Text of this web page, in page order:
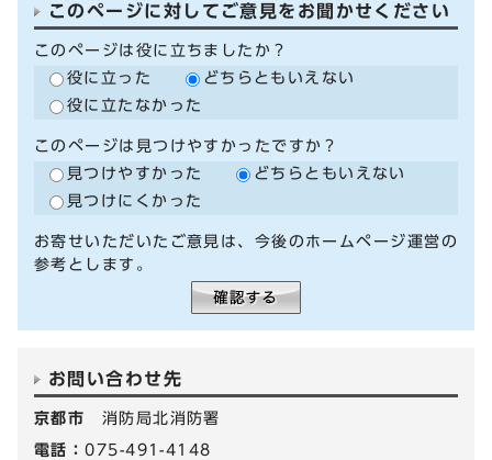
このページに対してご意見をお聞かせください
このページは役に立ちましたか？
役に立った
どちらともいえない
役に立たなかった
このページは見つけやすかったですか？
見つけやすかった
どちらともいえない
見つけにくかった
お寄せいただいたご意見は、今後のホームページ運営の
参考とします。
お問い合わせ先
京都市 消防局北消防署
電話：075-491-4148